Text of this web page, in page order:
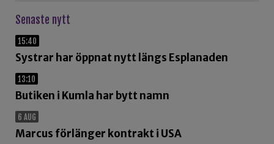
Senaste nytt
15:40
Systrar har öppnat nytt längs Esplanaden
13:10
Butiken i Kumla har bytt namn
6 AUG
Marcus förlänger kontrakt i USA